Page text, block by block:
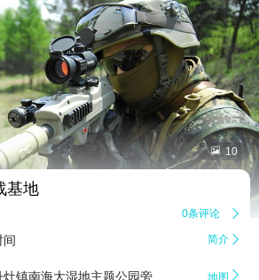
 10
基地
0条评论 
间 简介 
镇南海大湿地主题公园旁 